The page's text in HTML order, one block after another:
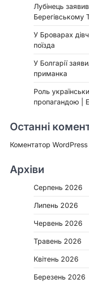
Лубінець
Берегівському
У Броварах
поїзда
У Болгарії
приманка
Роль
пропагандою
Останні
Коментатор WordPress
Архіви
Серпень 2026
Липень 2026
Червень 2026
Травень 2026
Квітень 2026
Березень 2026